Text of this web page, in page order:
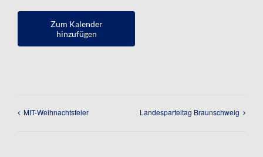
Zum Kalender
hinzufügen
MIT-Weihnachtsfeier Landesparteitag Braunschweig